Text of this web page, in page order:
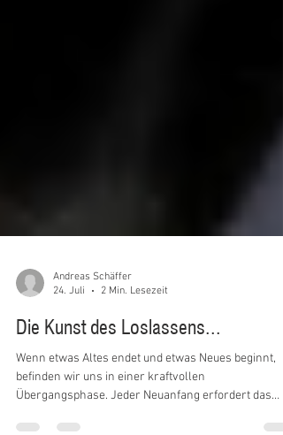
Andreas Schäffer
Die Kunst des Loslassens...